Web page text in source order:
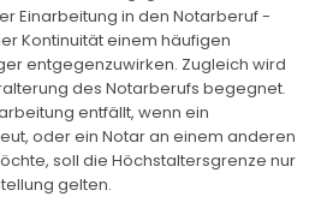
Einarbeitung in den Notarberuf -
Kontinuität einem häufigen
entgegenzuwirken. Zugleich wird
des Notarberufs begegnet.
entfällt, wenn ein
oder ein Notar an einem anderen
soll die Höchstaltersgrenze nur
gelten.